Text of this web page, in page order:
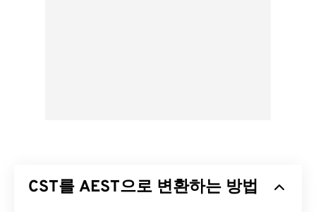
CST를 AEST으로 변환하는 방법